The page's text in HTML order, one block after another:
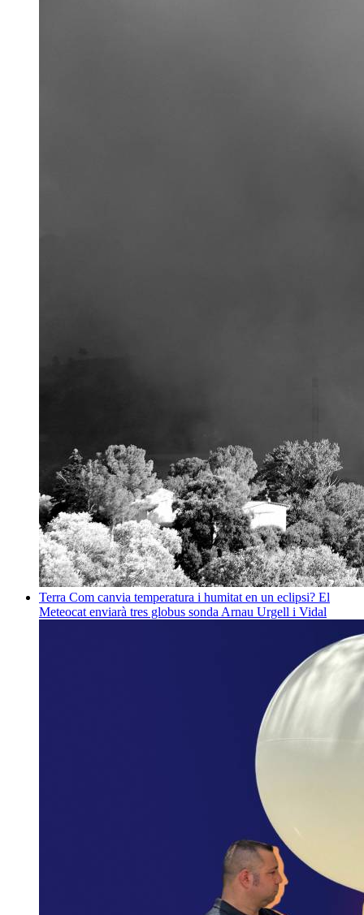
Terra Com canvia temperatura i humitat en un eclipsi? El
Meteocat enviarà tres globus sonda Arnau Urgell i Vidal